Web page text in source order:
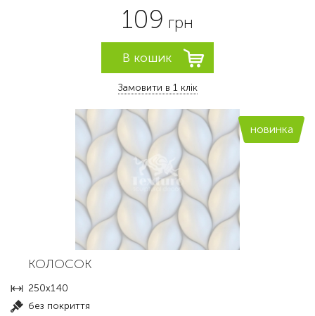
109 грн
Замовити в 1 клік
новинка
КОЛОСОК
250х140
без покриття